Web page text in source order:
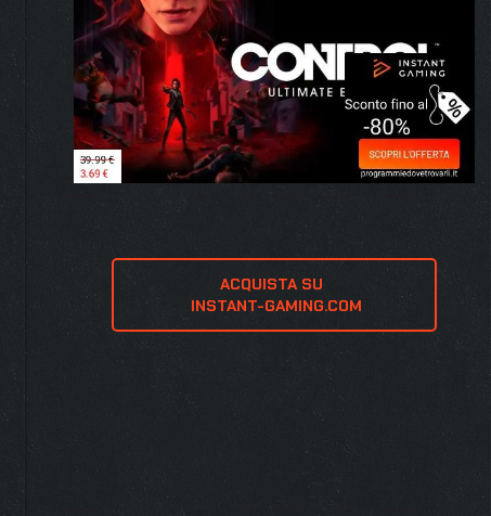
ACQUISTA SU
INSTANT-GAMING.COM